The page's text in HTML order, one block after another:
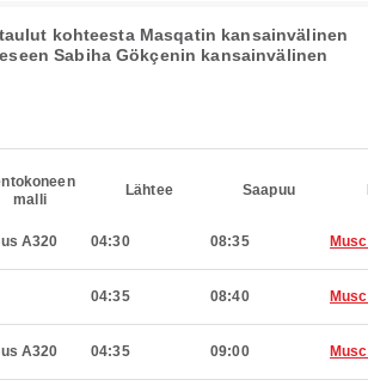
kohteesta Masqatin kansainvälinen
Sabiha Gökçenin kansainvälinen
malli
Lähtee Saapuu
A320 04:30 08:35
04:35 08:40
A320 04:35 09:00